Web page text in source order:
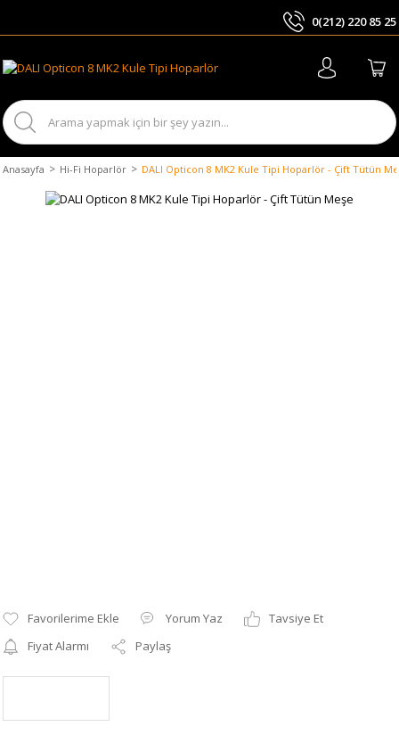
0(212) 220 85 25
Anasayfa Hi-Fi Hoparlör DALI Opticon 8 MK2 Kule Tipi Hoparlör - Çift Tütün
Yorum Yaz
Tavsiye Et
Fiyat Alarmı
Paylaş